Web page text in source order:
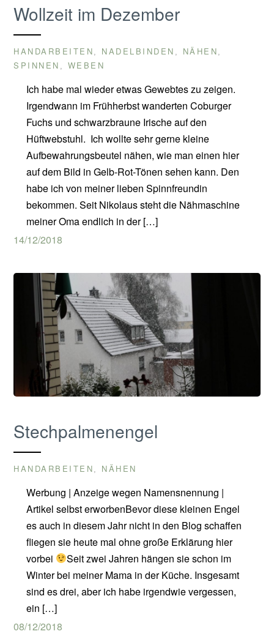
Wollzeit im Dezember
HANDARBEITEN NADELBINDEN NÄHEN
SPINNEN WEBEN
Ich habe mal wieder etwas Gewebtes zu zeigen.
Irgendwann im Frühherbst wanderten Coburger
Fuchs und schwarzbraune Irische auf den
Hüftwebstuhl. Ich wollte sehr gerne kleine
Aufbewahrungsbeutel nähen, wie man einen hier
auf dem Bild in Gelb-Rot-Tönen sehen kann. Den
habe ich von meiner lieben Spinnfreundin
bekommen. Seit Nikolaus steht die Nähmaschine
meiner Oma endlich in der […]
14/12/2018
Stechpalmenengel
HANDARBEITEN NÄHEN
Werbung | Anzeige wegen Namensnennung |
Artikel selbst erworbenBevor diese kleinen Engel
es auch in diesem Jahr nicht in den Blog schaffen
fliegen sie heute mal ohne große Erklärung hier
vorbei
Seit zwei Jahren hängen sie schon im
Winter bei meiner Mama in der Küche. Insgesamt
sind es drei, aber ich habe irgendwie vergessen,
ein […]
08/12/2018